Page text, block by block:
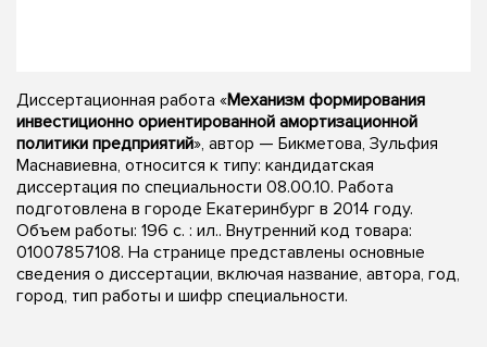
Диссертационная работа «Механизм формирования
инвестиционно ориентированной амортизационной
политики предприятий», автор — Бикметова, Зульфия
Маснавиевна, относится к типу: кандидатская
диссертация по специальности 08.00.10. Работа
подготовлена в городе Екатеринбург в 2014 году.
Объем работы: 196 с. : ил.. Внутренний код товара:
01007857108. На странице представлены основные
сведения о диссертации, включая название, автора, год,
город, тип работы и шифр специальности.